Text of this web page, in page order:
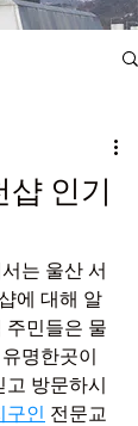
인기
는 울산 서
에 대해 알
주민들은 물
명한곳이
고 방문하시
구인 전문교